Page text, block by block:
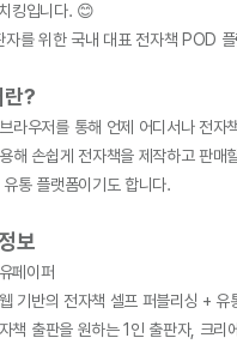
킹입니다. 😊
자를 위한 국내 대표 전자책 POD
란?
라우저를 통해 언제 어디서나 전
해 손쉽게 전자책을 제작하고 판매
통 플랫폼이기도 합니다.
보
페이퍼
기반의 전자책 셀프 퍼블리싱 + 유
책 출판을 원하는 1인 출판자, 크리